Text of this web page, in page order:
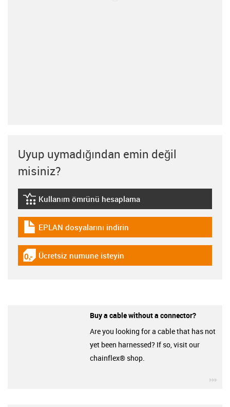
Uyup uymadığından emin değil
misiniz?
igus-icon-lebensdauerrechner
Kullanım ömrünü hesaplama
igus-icon-download-plan
EPLAN dosyalarını indirin
igus-icon-gratismuster
Ücretsiz numune isteyin
Buy a cable without a connector?
Are you looking for a cable that has not
yet been harnessed? If so, visit our
chainflex® shop.